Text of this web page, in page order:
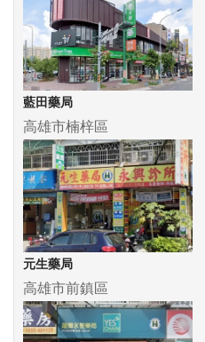
藍田藥局
高雄市楠梓區
元生藥局
高雄市前鎮區